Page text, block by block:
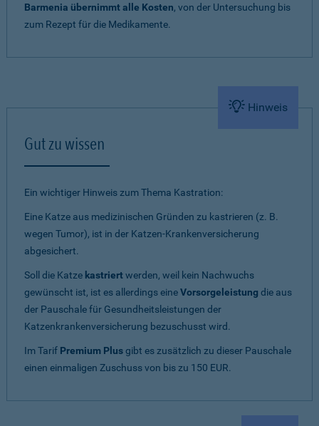
Barmenia übernimmt alle Kosten, von der Untersuchung bis
zum Rezept für die Medikamente.
Hinweis
Gut zu wissen
Ein wichtiger Hinweis zum Thema Kastration:
Eine Katze aus medizinischen Gründen zu kastrieren (z. B.
wegen Tumor), ist in der Katzen-Krankenversicherung
abgesichert.
Soll die Katze kastriertwerden, weil kein Nachwuchs
gewünscht ist, ist es allerdings eineVorsorgeleistung die aus
der Pauschale für Gesundheitsleistungen der
Katzenkrankenversicherung bezuschusst wird.
Im Tarif Premium Plusgibt es zusätzlich zu dieser Pauschale
einen einmaligen Zuschuss von bis zu 150 EUR.